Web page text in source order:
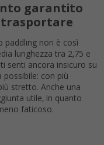
garantito
trasportare
paddling non è così
lunghezza tra 2,75 e
senti ancora insicuro su
possibile: con più
stretto. Anche una
utile, in quanto
faticoso.